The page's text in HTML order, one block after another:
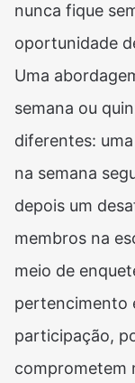
nunca fique
oportunidade
Uma
semana ou
diferentes:
na semana
depois um
membros na
meio de
pertencimento
participação,
comprometem